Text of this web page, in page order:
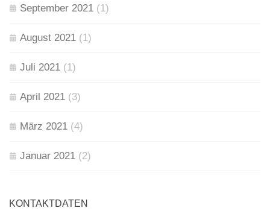
September 2021 (1)
August 2021 (1)
Juli 2021 (1)
April 2021 (3)
März 2021 (4)
Januar 2021 (2)
KONTAKTDATEN